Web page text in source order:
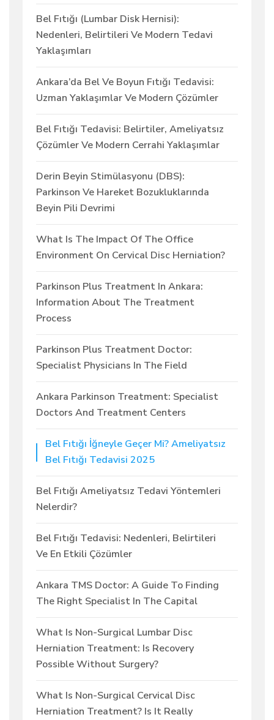
Bel Fıtığı (Lumbar Disk Hernisi):
Nedenleri, Belirtileri Ve Modern Tedavi
Yaklaşımları
Ankara’da Bel Ve Boyun Fıtığı Tedavisi:
Uzman Yaklaşımlar Ve Modern Çözümler
Bel Fıtığı Tedavisi: Belirtiler, Ameliyatsız
Çözümler Ve Modern Cerrahi Yaklaşımlar
Derin Beyin Stimülasyonu (DBS):
Parkinson Ve Hareket Bozukluklarında
Beyin Pili Devrimi
What Is The Impact Of The Office
Environment On Cervical Disc Herniation?
Parkinson Plus Treatment In Ankara:
Information About The Treatment
Process
Parkinson Plus Treatment Doctor:
Specialist Physicians In The Field
Ankara Parkinson Treatment: Specialist
Doctors And Treatment Centers
Bel Fıtığı İğneyle Geçer Mi? Ameliyatsız
Bel Fıtığı Tedavisi 2025
Bel Fıtığı Ameliyatsız Tedavi Yöntemleri
Nelerdir?
Bel Fıtığı Tedavisi: Nedenleri, Belirtileri
Ve En Etkili Çözümler
Ankara TMS Doctor: A Guide To Finding
The Right Specialist In The Capital
What Is Non-Surgical Lumbar Disc
Herniation Treatment: Is Recovery
Possible Without Surgery?
What Is Non-Surgical Cervical Disc
Herniation Treatment? Is It Really